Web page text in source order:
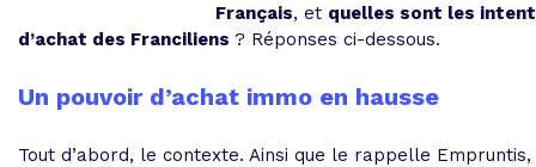
Français, et quelles sont les
d’achat des Franciliens ? Réponses ci-dessous.
Un pouvoir d’achat immo en hausse
Tout d’abord, le contexte. Ainsi que le rappelle